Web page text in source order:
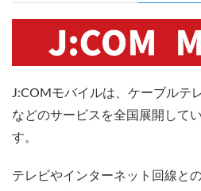
J:COMモバイルは、ケーブルテ
などのサービスを全国展開して
す。
テレビやインターネット回線と